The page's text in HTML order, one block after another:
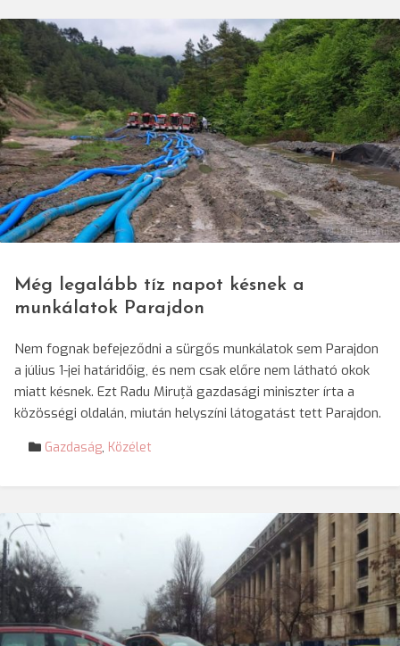
© ISU Harghita
Még legalább tíz napot késnek a
munkálatok Parajdon
Nem fognak befejeződni a sürgős munkálatok sem Parajdon
a július 1-jei határidőig, és nem csak előre nem látható okok
miatt késnek. Ezt Radu Miruță gazdasági miniszter írta a
közösségi oldalán, miután helyszíni látogatást tett Parajdon.
Gazdaság, Közélet